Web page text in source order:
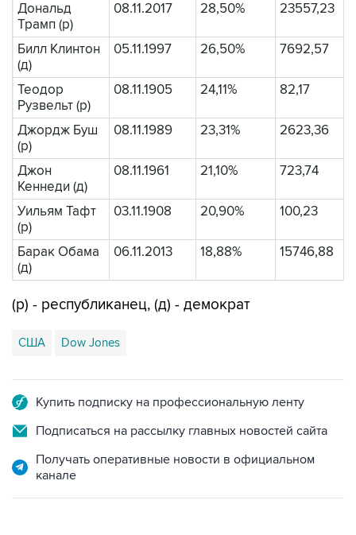
Дональд
Трамп (р)
08.11.2017 28,50% 23557,23
Билл Клинтон
(д)
05.11.1997 26,50% 7692,57
Теодор
Рузвельт (р)
08.11.1905 24,11% 82,17
Джордж Буш
(р)
08.11.1989 23,31% 2623,36
Джон
Кеннеди (д)
08.11.1961 21,10% 723,74
Уильям Тафт
(р)
03.11.1908 20,90% 100,23
Барак Обама
(д)
06.11.2013 18,88% 15746,88
(р) - республиканец, (д) - демократ
США Dow Jones
Купить подписку на профессиональную ленту
Подписаться на рассылку главных новостей сайта
Получать оперативные новости в официальном
канале